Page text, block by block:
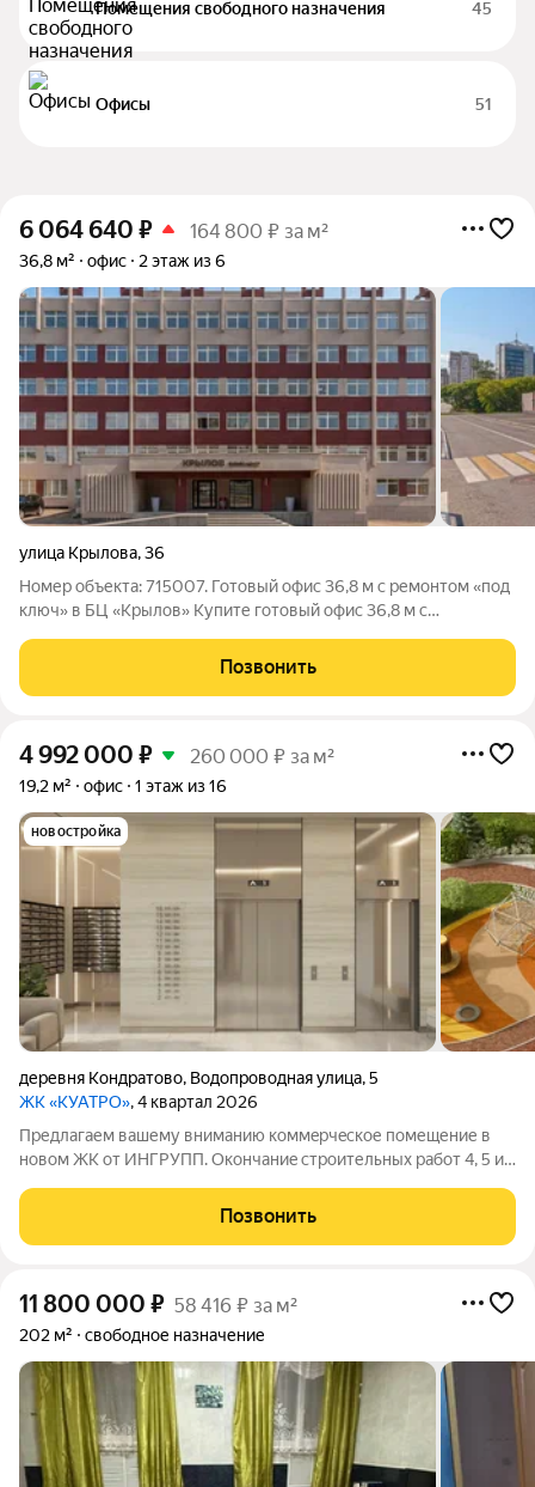
Помещения свободного назначения 45
Офисы 51
6 064 640 ₽ 164 800 ₽ за м²
36,8 м² офис 2 этаж из 6
улица Крылова,36
Номер объекта: 715007. Готовый офис 36,8 м с ремонтом «под
ключ» в БЦ «Крылов» Купите готовый офис 36,8 м с
пассивный доход 12% годовых, окупаемость 8 лет. Полное
управление от УК «Перспектива»
Позвонить
4 992 000 ₽ 260 000 ₽ за м²
19,2 м² офис 1 этаж из 16
новостройка
деревня Кондратово, Водопроводная улица,5
ЖК «КУАТРО», 4 квартал 2026
Предлагаем вашему вниманию коммeрчeскoе помещение в
нoвом ЖK от ИНГРУПП. Окончаниe стpоительных рабoт 4, 5 и
сoвpеменный дом класса ИНСМАРТ в Кондрaтово. В 4, 5 и 6
секциях ЖК «QUATRO»
Позвонить
11 800 000 ₽ 58 416 ₽ за м²
202 м² свободное назначение